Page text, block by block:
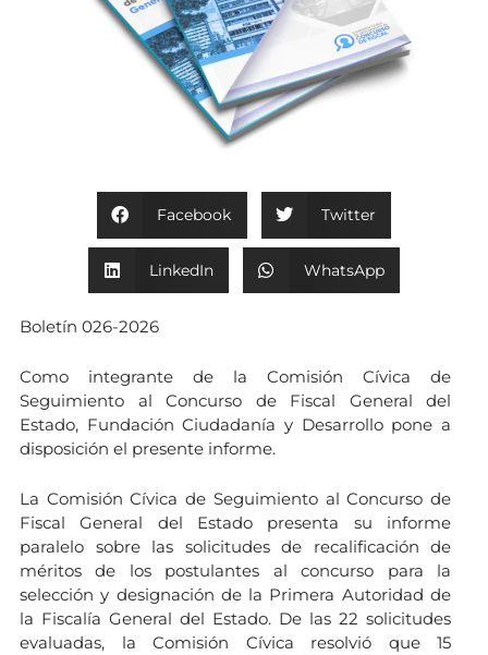
Facebook Twitter
LinkedIn WhatsApp
Boletín 026-2026
Como integrante de la Comisión Cívica de
Seguimiento al Concurso de Fiscal General del
Estado, Fundación Ciudadanía y Desarrollo pone a
disposición el presente informe.
La Comisión Cívica de Seguimiento al Concurso de
Fiscal General del Estado presenta su informe
paralelo sobre las solicitudes de recalificación de
méritos de los postulantes al concurso para la
selección y designación de la Primera Autoridad de
la Fiscalía General del Estado. De las 22 solicitudes
evaluadas, la Comisión Cívica resolvió que 15